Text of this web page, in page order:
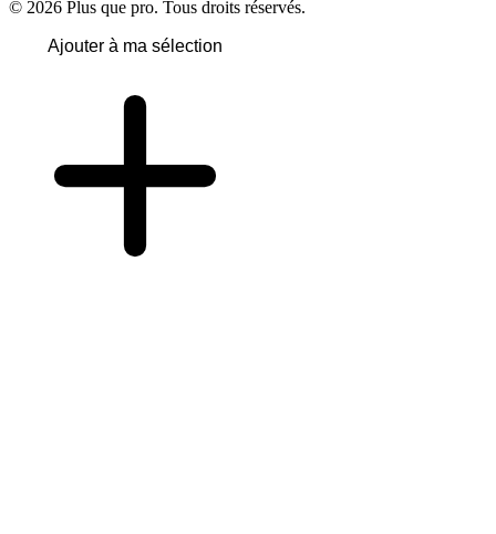
© 2026 Plus que pro. Tous droits réservés.
Ajouter à ma sélection